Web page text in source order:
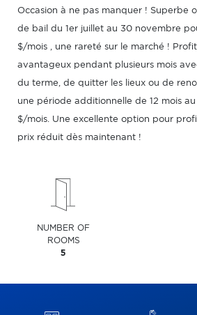
Occasion à ne pas manquer ! Superbe
de bail du 1er juillet au 30 novembre
$/mois , une rareté sur le marché !
avantageux pendant plusieurs mois
du terme, de quitter les lieux ou de
une période additionnelle de 12 mois
$/mois. Une excellente option pour
prix réduit dès maintenant !
NUMBER OF
ROOMS
5